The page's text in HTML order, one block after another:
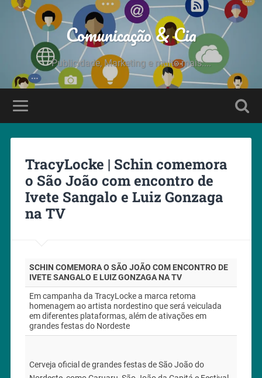
Comunicação & Cia
Publicidade, Marketing e muito mais....
TracyLocke | Schin comemora
o São João com encontro de
Ivete Sangalo e Luiz Gonzaga
na TV
SCHIN COMEMORA O SÃO JOÃO COM ENCONTRO DE
IVETE SANGALO E LUIZ GONZAGA NA TV
Em campanha da TracyLocke a marca retoma
homenagem ao artista nordestino que será veiculada
em diferentes plataformas, além de ativações em
grandes festas do Nordeste
Cerveja oficial de grandes festas de São João do